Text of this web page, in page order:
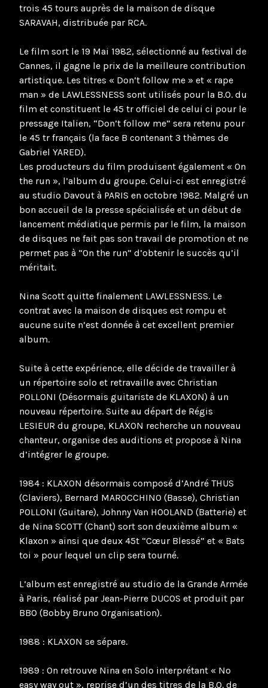
trois 45 tours auprès de la maison de disque
SARAVAH, distribuée par RCA.
Le film sort le 19 Mai 1982, sélectionné au festival de
Cannes, il gagne le prix de la meilleure contribution
artistique. Les titres « Don’t follow me » et « rape
man » de LAWLESSNESS sont utilisés pour la B.O. du
film et constituent le 45 tr officiel de celui ci pour le
pressage Italien, “Don’t follow me” sera retenu pour
le 45 tr français (la face B contenant 3 thèmes de
Gabriel YARED).
Les producteurs du film produisent également « On
the run », l’album du groupe. Celui-ci est enregistré
au studio Davout à PARIS en octobre 1982. Malgré un
bon accueil de la presse spécialisée et un début de
lancement médiatique permis par le film, la maison
de disques ne fait pas son travail de promotion et ne
permet pas à “On the run” d’obtenir le succès qu’il
méritait.
Nina Scott quitte finalement LAWLESSNESS. Le
contrat avec la maison de disques est rompu et
aucune suite n’est donnée à cet excellent premier
album.
Suite à cette expérience, elle décide de travailler à
un répertoire solo et retravaille avec Christian
POLLONI (Désormais guitariste de KLAXON) à un
nouveau répertoire. Suite au départ de Régis
LESIEUR du groupe, KLAXON recherche un nouveau
chanteur, organise des auditions et propose à Nina
d’intégrer le groupe.
1984 : KLAXON désormais composé d’André THUS
(Claviers), Bernard MAROCCHINO (Basse), Christian
POLLONI (Guitare), Johnny Van HOOLAND (Batterie) et
de Nina SCOTT (Chant) sort son deuxième album «
Klaxon » ainsi que deux 45t “Cœur Blessé” et « Bats
toi » pour lequel un clip sera tourné.
L’album est enregistré au studio de la Grande Armée
à Paris, réalisé par Jean-Pierre DUCOS et produit par
BBO (Bobby Bruno Organisation).
1988 : KLAXON se sépare.
1989 : On retrouve Nina en Solo interprétant « No
easy way out », reprise d’un des titres de la B.O. de